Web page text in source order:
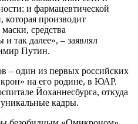
первый удар берет на
именно на Москву
устремленный за
Москвы пытаются понять,
будут работать школы.
отмечал, что в настоящее
в штатном режиме и пока их
пояснил, что и
ограничений не